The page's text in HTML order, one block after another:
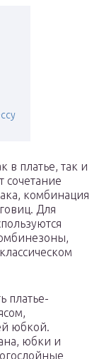
в платье, так и
комбинация
Для
платье-
юбкой.
юбки и